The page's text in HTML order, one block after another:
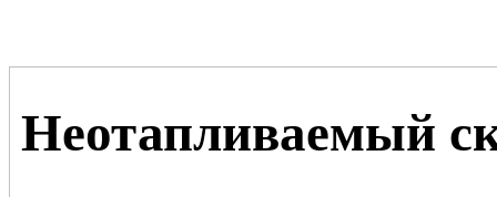
Неотапливаемый